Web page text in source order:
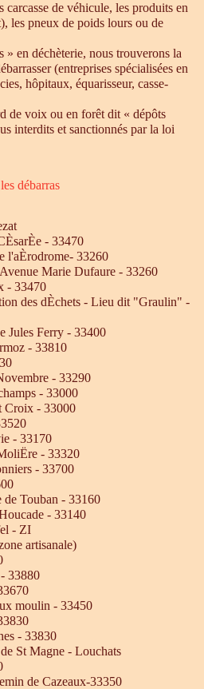
de véhicule, les produits en
les pneux de poids lours ou de
» en déchèterie, nous trouverons la
(entreprises spécialisées en
hôpitaux, équarisseur, casse-
de voix ou en forêt dit « dépôts
interdits et sanctionnés par la loi
débarras
- 33470
l'aÈrodrome- 33260
Marie Dufaure - 33260
- 33470
des dÈchets - Lieu dit "Graulin" -
Jules Ferry - 33400
- 33810
- 33290
- 33000
Croix - 33000
- 33170
- 33320
- 33700
de Touban - 33160
- 33140
- ZI
artisanale)
33880
moulin - 33450
- 33830
St Magne - Louchats
de Cazeaux-33350